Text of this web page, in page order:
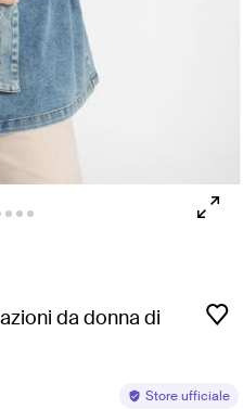
da donna di
Store ufficiale